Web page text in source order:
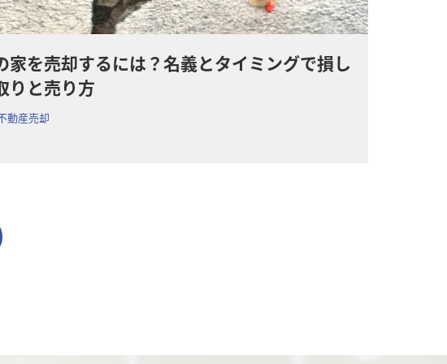
家を売却するには？名義とタイミングで損し
りと売り方
動産売却